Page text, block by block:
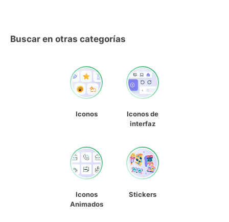
Buscar en otras categorías
Iconos
Iconos de
interfaz
Iconos
Animados
Stickers